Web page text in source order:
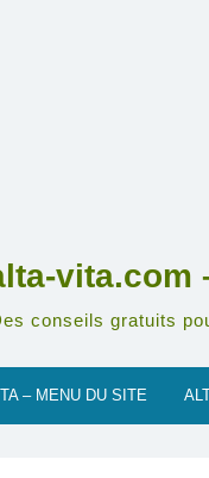
vita.com
conseils gratuits
– MENU DU SITE